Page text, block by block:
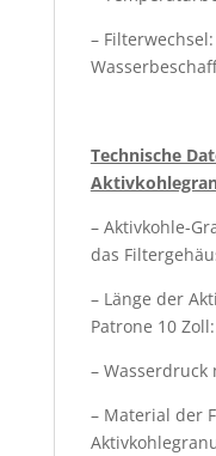
–
Technische
– Aktivkohle-
das
– Länge der
Patrone 10
– Wasserdruck
– Material der